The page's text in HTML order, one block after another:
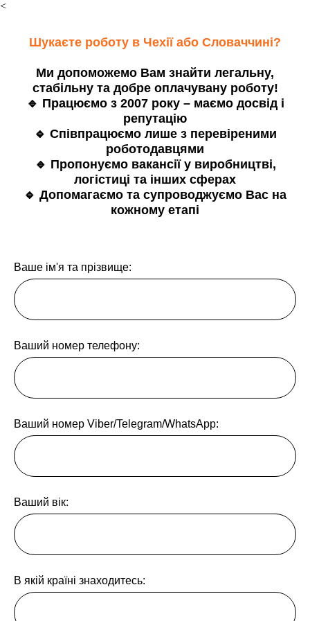
<
Шукаєте роботу в Чехії або Словаччині?
Ми допоможемо Вам знайти легальну,
стабільну та добре оплачувану роботу!
🔹 Працюємо з 2007 року – маємо досвід і
репутацію
🔹 Співпрацюємо лише з перевіреними
роботодавцями
🔹 Пропонуємо вакансії у виробництві,
логістиці та інших сферах
🔹 Допомагаємо та супроводжуємо Вас на
кожному етапі
Ваше ім'я та прізвище:
Ваший номер телефону:
Ваший номер Viber/Telegram/WhatsApp:
Ваший вік:
В якій країні знаходитесь: